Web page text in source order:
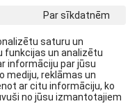
Pieteikties
Par sīkdatnēm
saturu un
funkcijas un analizētu
informāciju par jūsu
mediju, reklāmas un
ar citu informāciju, ko
no jūsu izmantotajiem